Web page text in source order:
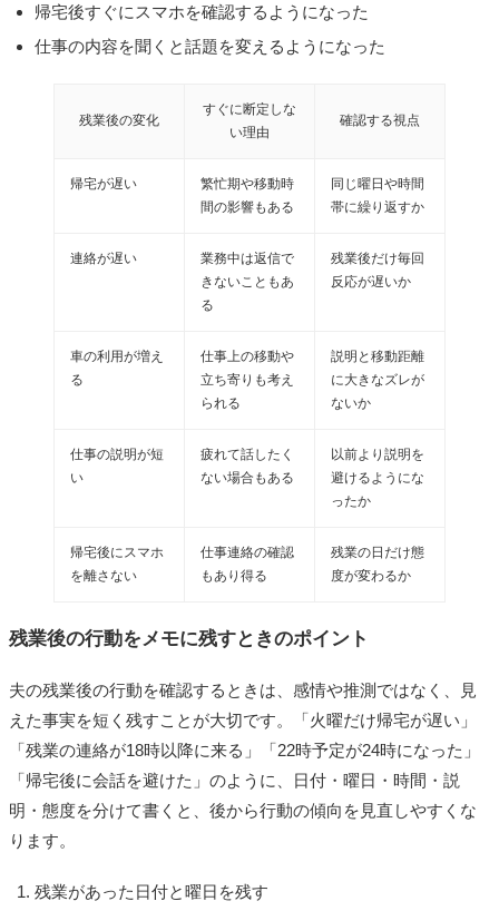
帰宅後すぐにスマホを確認するようになった
仕事の内容を聞くと話題を変えるようになった
残業後の変化
すぐに断定しな
い理由
確認する視点
帰宅が遅い
繁忙期や移動時
間の影響もある
同じ曜日や時間
帯に繰り返すか
連絡が遅い
業務中は返信で
きないこともあ
る
残業後だけ毎回
反応が遅いか
車の利用が増え
る
仕事上の移動や
立ち寄りも考え
られる
説明と移動距離
に大きなズレが
ないか
仕事の説明が短
い
疲れて話したく
ない場合もある
以前より説明を
避けるようにな
ったか
帰宅後にスマホ
を離さない
仕事連絡の確認
もあり得る
残業の日だけ態
度が変わるか
残業後の行動をメモに残すときのポイント
夫の残業後の行動を確認するときは、感情や推測ではなく、見
えた事実を短く残すことが大切です。「火曜だけ帰宅が遅い」
「残業の連絡が18時以降に来る」「22時予定が24時になった」
「帰宅後に会話を避けた」のように、日付・曜日・時間・説
明・態度を分けて書くと、後から行動の傾向を見直しやすくな
ります。
残業があった日付と曜日を残す